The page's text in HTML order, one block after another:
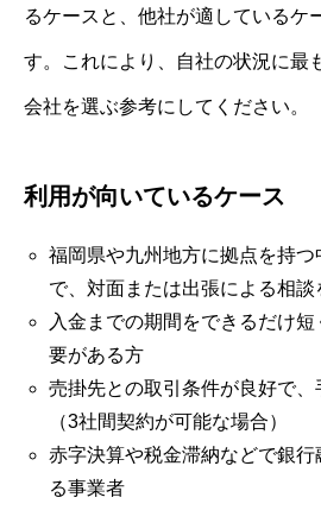
るケースと、他社が適しているケ
す。これにより、自社の状況に最
会社を選ぶ参考にしてください。
利用が向いているケース
福岡県や九州地方に拠点を持
で、対面または出張による相談
入金までの期間をできるだけ
要がある方
売掛先との取引条件が良好で
（3社間契約が可能な場合）
赤字決算や税金滞納などで銀
る事業者